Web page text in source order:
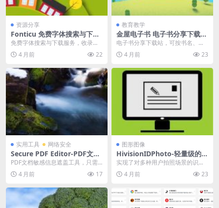
资源分享
Fonticu 免费字体搜索与下载
服务
免费字体搜索与下载服务，收录了
全网大量中英文字体，且每一款字
体都提供官方/开源链...
4 月前 22
教育教学
金屋电子书 电子书分享下载
站，可按书名、作者和 ISBN
电子书分享下载站，可按书名、作
者和 ISBN 进行搜索，支持 PDF、E
PUB、...
4 月前 23
实用工具 网络安全
Secure PDF Editor-PDF文档
敏感信息遮盖工具
PDF文档敏感信息遮盖工具，只需
选择要处理的 PDF 文件，再通过手
动框选需遮蔽...
4 月前 17
图形图像
HivisionIDPhoto-轻量级的 A
I 证件照制作工具
实现了对多种用户拍照场景的识
别、抠图与证件照生成，并提供不
同尺寸规格的标准证件照...
4 月前 23